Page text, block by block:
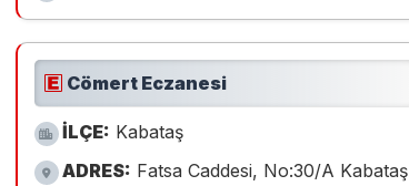
Cömert Eczanesi
İLÇE: Kabataş
ADRES: Fatsa Caddesi, No:30/A Kabataş